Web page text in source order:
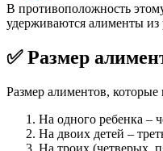
В противоположность
удерживаются алименты
✅ Размер
Размер алиментов,
На одного ребенка –
На двоих детей –
На троих (четверых,